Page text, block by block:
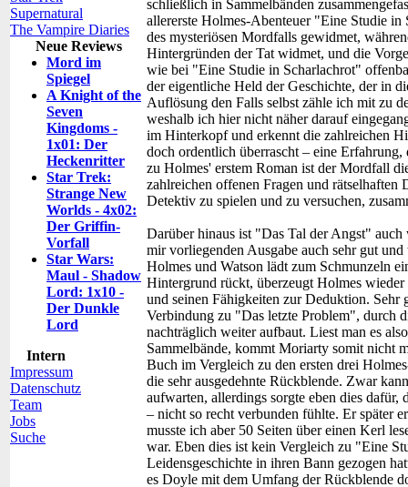
Supernatural
The Vampire Diaries
Neue Reviews
Mord im
Spiegel
A Knight of the
Seven
Kingdoms -
1x01: Der
Heckenritter
Star Trek:
Strange New
Worlds - 4x02:
Der Griffin-
Vorfall
Star Wars:
Maul - Shadow
Lord: 1x10 -
Der Dunkle
Lord
Intern
Impressum
Datenschutz
Team
Jobs
Suche
schließlich in Sammelbänden
allererste Holmes-Abenteuer "Eine Studie
des mysteriösen Mordfalls gewidmet,
Hintergründen der Tat widmet, und die
wie bei "Eine Studie in Scharlachrot"
der eigentliche Held der Geschichte, der in
Auflösung den Falls selbst zähle ich mit zu
weshalb ich hier nicht näher darauf
im Hinterkopf und erkennt die zahlreichen
doch ordentlich überrascht – eine
zu Holmes' erstem Roman ist der Mordfall
zahlreichen offenen Fragen und rätselhaften
Detektiv zu spielen und zu versuchen,
Darüber hinaus ist "Das Tal der Angst"
mir vorliegenden Ausgabe auch sehr gut
Holmes und Watson lädt zum Schmunzeln
Hintergrund rückt, überzeugt Holmes
und seinen Fähigkeiten zur Deduktion.
Verbindung zu "Das letzte Problem", durch
nachträglich weiter aufbaut. Liest man es
Sammelbände, kommt Moriarty somit nicht
Buch im Vergleich zu den ersten drei
die sehr ausgedehnte Rückblende. Zwar
aufwarten, allerdings sorgte eben dies
– nicht so recht verbunden fühlte. Er später
musste ich aber 50 Seiten über einen Kerl
war. Eben dies ist kein Vergleich zu "Eine
Leidensgeschichte in ihren Bann gezogen
es Doyle mit dem Umfang der Rückblende